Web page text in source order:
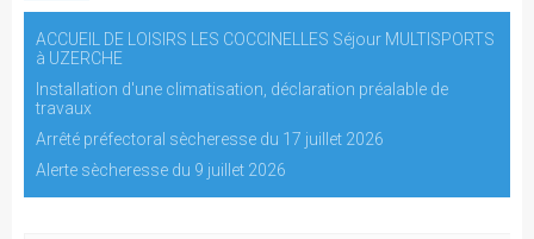
ACCUEIL DE LOISIRS LES COCCINELLES Séjour MULTISPORTS
à UZERCHE
Installation d'une climatisation, déclaration préalable de
travaux
Arrêté préfectoral sècheresse du 17 juillet 2026
Alerte sècheresse du 9 juillet 2026